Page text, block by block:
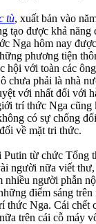
tù, xuất bản vào
tạo được khả
Nga hôm nay
phương tiện
hội với toàn các
chưa phải là nhà
với nhất đối với
trí thức Nga cũng
có sự chống
về mặt tri thức.
từ chức Tổng
người nữa viết
nhiều người phẫn
điểm sáng
thức Nga. Cái chết
trên cái cỗ máy